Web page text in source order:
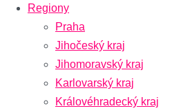
Regiony
Praha
Jihočeský kraj
Jihomoravský kraj
Karlovarský kraj
Královéhradecký kraj